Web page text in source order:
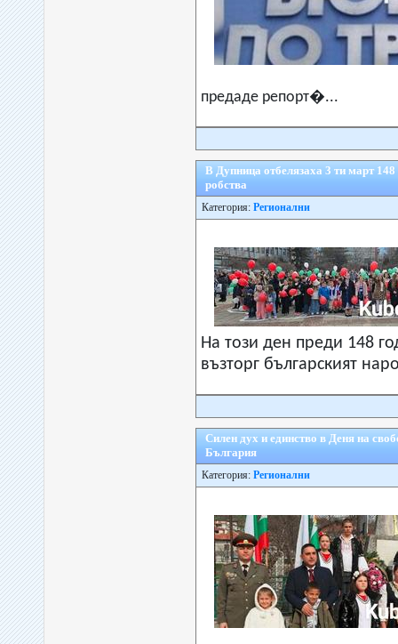
предаде репорт�...
В Дупница отбелязаха 3 ти март
робства
Категория: Регионални
На този ден преди 148
възторг българският
Силен дух и единство в Деня на
България
Категория: Регионални